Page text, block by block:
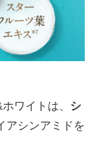
ワイトは、 シ
アシンアミドを